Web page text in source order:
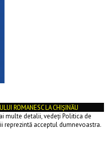
ROMANESC LA CHIȘINĂU
multe detalii, vedeți Politica de
reprezintă acceptul dumnevoastra.